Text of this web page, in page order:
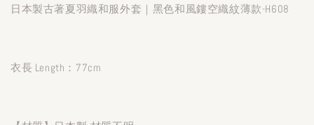
日本製古著夏羽織和服外套｜黑色和風鏤空織紋薄款-H608
衣長 Length：77cm